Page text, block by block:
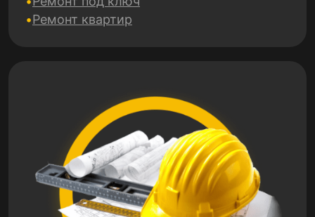
Ремонт квартир